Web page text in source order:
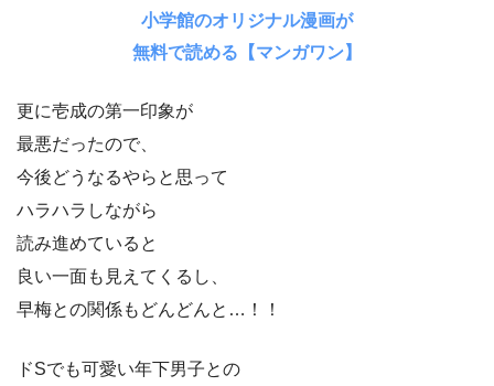
小学館のオリジナル漫画が
無料で読める【マンガワン】
更に壱成の第一印象が
最悪だったので、
今後どうなるやらと思って
ハラハラしながら
読み進めていると
良い一面も見えてくるし、
早梅との関係もどんどんと…！！
ドSでも可愛い年下男子との